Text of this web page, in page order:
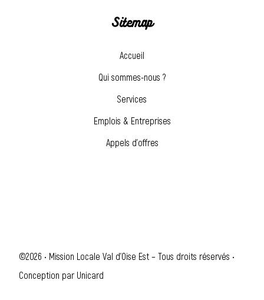
Sitemap
Accueil
Qui sommes-nous ?
Services
Emplois & Entreprises
Appels d’offres
©2026 • Mission Locale Val d'Oise Est – Tous droits réservés •
Conception par Unicard